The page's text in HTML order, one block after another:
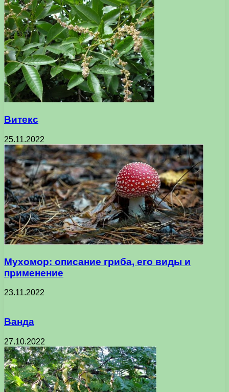
Витекс
25.11.2022
Мухомор: описание гриба, его виды и
применение
23.11.2022
Ванда
27.10.2022